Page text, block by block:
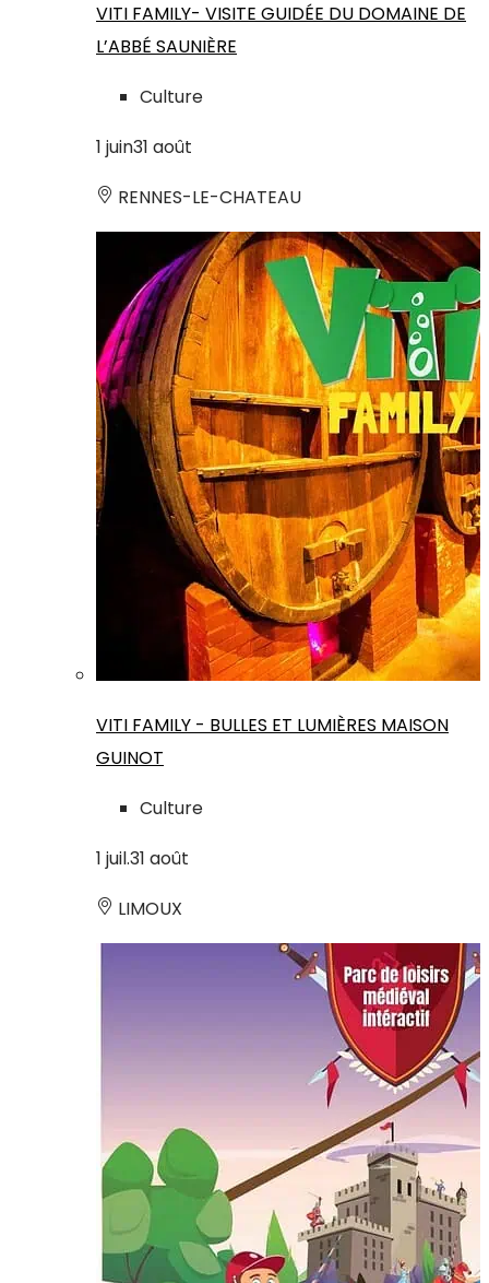
VITI FAMILY- VISITE GUIDÉE DU DOMAINE DE
L’ABBÉ SAUNIÈRE
Culture
1 juin31 août
RENNES-LE-CHATEAU
VITI FAMILY - BULLES ET LUMIÈRES MAISON
GUINOT
Culture
1 juil.31 août
LIMOUX